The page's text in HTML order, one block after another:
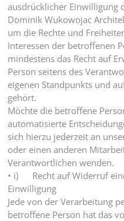
ausdrücklicher Einwilligung
Dominik Wukowojac
um die Rechte und
Interessen der betroffenen
mindestens das Recht auf
Person seitens des
eigenen Standpunkts und
gehört.
Möchte die betroffene
automatisierte
sich hierzu jederzeit an
oder einen anderen
Verantwortlichen wenden.
• i) Recht auf Widerruf
Einwilligung
Jede von der Verarbeitung
betroffene Person hat das